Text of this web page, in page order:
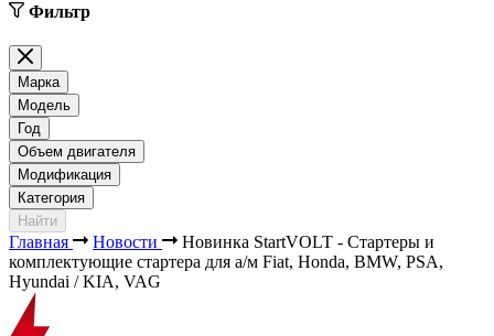
Фильтр
Марка
Модель
Год
Объем двигателя
Модификация
Категория
Найти
Главная Новости
Новинка StartVOLT - Стартеры и
комплектующие стартера для а/м Fiat, Honda, BMW, PSA,
Hyundai / KIA, VAG